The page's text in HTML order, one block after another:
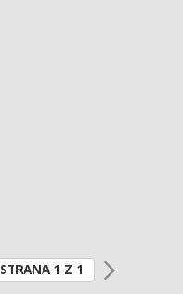
STRANA 1 Z 1